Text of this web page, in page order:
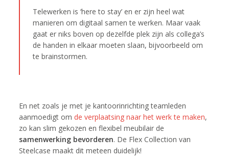
Telewerken is ‘here to stay’ en er zijn heel wat
manieren om digitaal samen te werken. Maar vaak
gaat er niks boven op dezelfde plek zijn als collega’s
de handen in elkaar moeten slaan, bijvoorbeeld om
te brainstormen.
En net zoals je met je kantoorinrichting teamleden
aanmoedigt omde verplaatsing naar het werk te maken,
zo kan slim gekozen en flexibel meubilair de
samenwerking bevorderen. De Flex Collection van
Steelcase maakt dit meteen duidelijk!